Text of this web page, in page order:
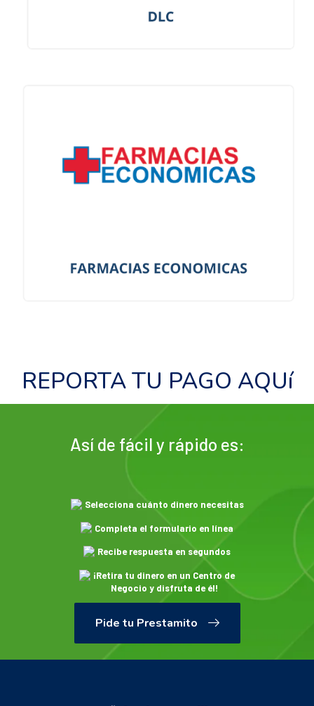
REPORTA TU PAGO AQUí
Así de fácil y rápido es:
Selecciona cuánto dinero necesitas
Completa el formulario en línea
Recibe respuesta en segundos
¡Retira tu dinero en un Centro de
Negocio y disfruta de él!
Pide tu Prestamito